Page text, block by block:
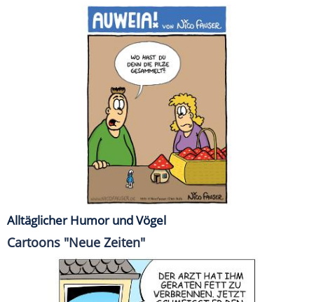
Alltäglicher Humor und Vögel
Cartoons "Neue Zeiten"